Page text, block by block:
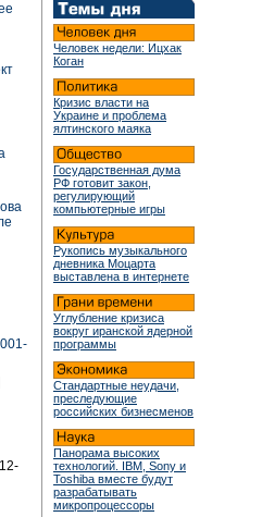
Человек недели: Ицхак
Коган
Кризис власти на
Украине и проблема
ялтинского маяка
Государственная дума
РФ готовит закон,
регулирующий
компьютерные игры
Рукопись музыкального
дневника Моцарта
выставлена в интернете
Углубление кризиса
вокруг иранской ядерной
программы
Стандартные неудачи,
преследующие
российских бизнесменов
Панорама высоких
технологий. IBM, Sony и
Toshiba вместе будут
разрабатывать
микропроцессоры